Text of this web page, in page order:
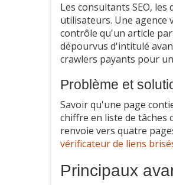
Les consultants SEO,
utilisateurs. Une agence
contrôle qu'un article
dépourvus d'intitulé
crawlers payants pour
Problème et
Savoir qu'une page
chiffre en liste de tâches
renvoie vers quatre
vérificateur de liens
Principaux